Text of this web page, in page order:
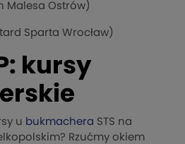
Malesa Ostrów)
Sparta Wrocław)
kursy
u bukmachera STS na
Rzućmy okiem